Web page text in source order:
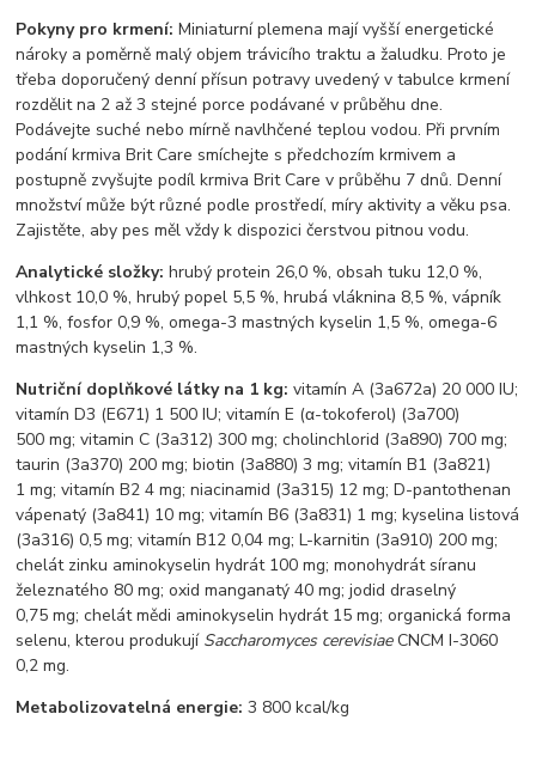
Pokyny pro krmení: Miniaturní plemena mají vyšší energetické
nároky a poměrně malý objem trávicího traktu a žaludku. Proto je
třeba doporučený denní přísun potravy uvedený v tabulce krmení
rozdělit na 2 až 3 stejné porce podávané v průběhu dne.
Podávejte suché nebo mírně navlhčené teplou vodou. Při prvním
podání krmiva Brit Care smíchejte s předchozím krmivem a
postupně zvyšujte podíl krmiva Brit Care v průběhu 7 dnů. Denní
množství může být různé podle prostředí, míry aktivity a věku psa.
Zajistěte, aby pes měl vždy k dispozici čerstvou pitnou vodu.
Analytické složky:hrubý protein 26,0 %, obsah tuku 12,0 %,
vlhkost 10,0 %, hrubý popel 5,5 %, hrubá vláknina 8,5 %, vápník
1,1 %, fosfor 0,9 %, omega-3 mastných kyselin 1,5 %, omega-6
mastných kyselin 1,3 %.
Nutriční doplňkové látky na 1 kg:vitamín A (3a672a) 20 000 IU;
vitamín D3 (E671) 1 500 IU; vitamín E (α-tokoferol) (3a700)
500 mg; vitamin C (3a312) 300 mg; cholinchlorid (3a890) 700 mg;
taurin (3a370) 200 mg; biotin (3a880) 3 mg; vitamín B1 (3a821)
1 mg; vitamín B2 4 mg; niacinamid (3a315) 12 mg; D-pantothenan
vápenatý (3a841) 10 mg; vitamín B6 (3a831) 1 mg; kyselina listová
(3a316) 0,5 mg; vitamín B12 0,04 mg; L-karnitin (3a910) 200 mg;
chelát zinku aminokyselin hydrát 100 mg; monohydrát síranu
železnatého 80 mg; oxid manganatý 40 mg; jodid draselný
0,75 mg; chelát mědi aminokyselin hydrát 15 mg; organická forma
selenu, kterou produkují Saccharomyces cerevisiaeCNCM I-3060
0,2 mg.
Metabolizovatelná energie:3 800 kcal/kg